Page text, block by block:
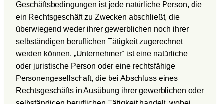
Geschäftsbedingungen ist jede natürliche Person, die
ein Rechtsgeschäft zu Zwecken abschließt, die
überwiegend weder ihrer gewerblichen noch ihrer
selbständigen beruflichen Tätigkeit zugerechnet
werden können. „Unternehmer“ ist eine natürliche
oder juristische Person oder eine rechtsfähige
Personengesellschaft, die bei Abschluss eines
Rechtsgeschäfts in Ausübung ihrer gewerblichen oder